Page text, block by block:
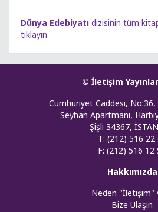
Dünya Edebiyatı dizisinin tüm
tıklayın
© İletişim
Cumhuriyet Caddesi,
Seyhan Apartmanı,
Şişli 34367,
T: (212) 516 22
F: (212) 516 12
Hakkımızda
Neden "İletişim"
Bize Ulaşın